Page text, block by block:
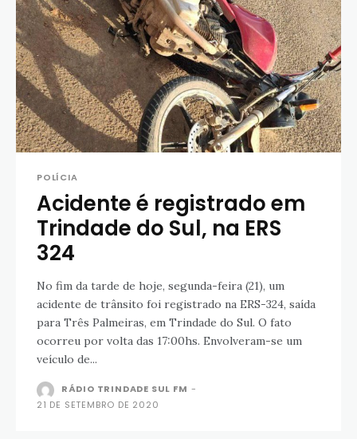
POLÍCIA
Acidente é registrado em
Trindade do Sul, na ERS
324
No fim da tarde de hoje, segunda-feira (21), um
acidente de trânsito foi registrado na ERS-324, saída
para Três Palmeiras, em Trindade do Sul. O fato
ocorreu por volta das 17:00hs. Envolveram-se um
veículo de...
RÁDIO TRINDADE SUL FM -
21 DE SETEMBRO DE 2020